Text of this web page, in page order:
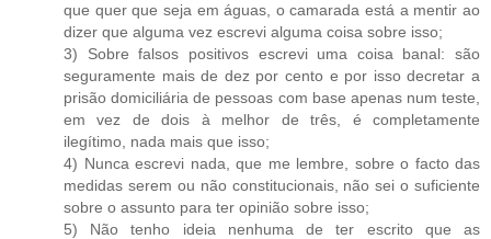
que quer que seja em águas, o camarada está a mentir ao
dizer que alguma vez escrevi alguma coisa sobre isso;
3) Sobre falsos positivos escrevi uma coisa banal: são
seguramente mais de dez por cento e por isso decretar a
prisão domiciliária de pessoas com base apenas num teste,
em vez de dois à melhor de três, é completamente
ilegítimo, nada mais que isso;
4) Nunca escrevi nada, que me lembre, sobre o facto das
medidas serem ou não constitucionais, não sei o suficiente
sobre o assunto para ter opinião sobre isso;
5) Não tenho ideia nenhuma de ter escrito que as